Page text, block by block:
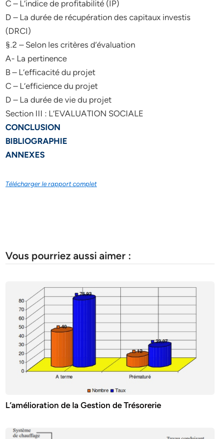
C – L’indice de profitabilité (IP)
D – La durée de récupération des capitaux investis
(DRCI)
§.2 – Selon les critères d’évaluation
A- La pertinence
B – L’efficacité du projet
C – L’efficience du projet
D – La durée de vie du projet
Section III : L’EVALUATION SOCIALE
CONCLUSION
BIBLIOGRAPHIE
ANNEXES
Télécharger le rapport complet
Vous pourriez aussi aimer :
L’amélioration de la Gestion de Trésorerie